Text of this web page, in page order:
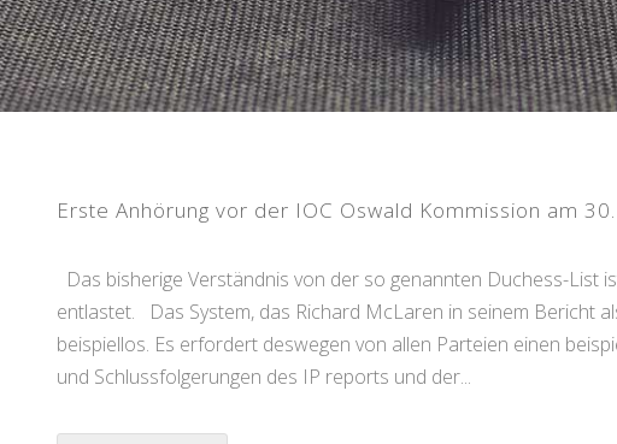
Erste Anhörung vor der IOC Oswald Kommission am
Das bisherige Verständnis von der so genannten Duchess-List
entlastet. Das System, das Richard McLaren in seinem Bericht
beispiellos. Es erfordert deswegen von allen Parteien einen
und Schlussfolgerungen des IP reports und der...